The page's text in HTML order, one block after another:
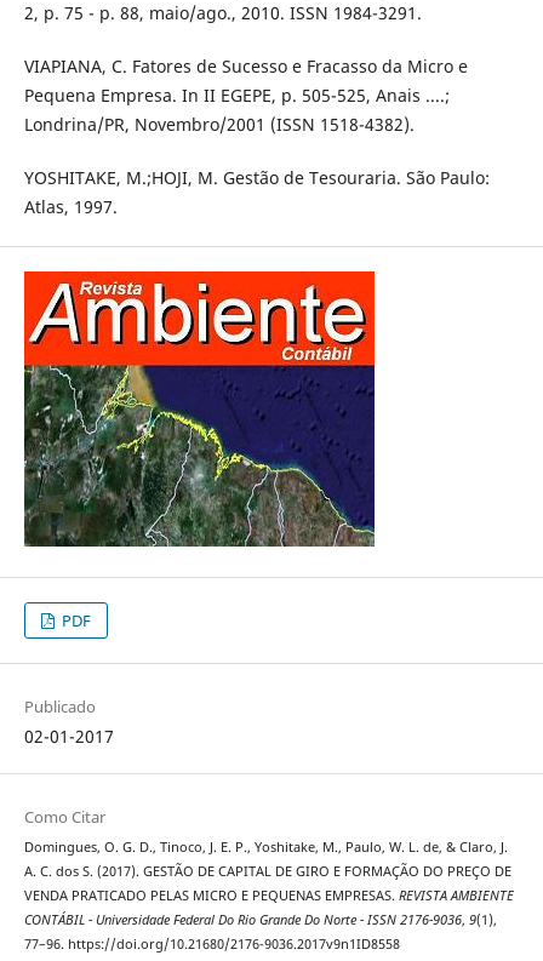
2, p. 75 - p. 88, maio/ago., 2010. ISSN 1984-3291.
VIAPIANA, C. Fatores de Sucesso e Fracasso da Micro e
Pequena Empresa. In II EGEPE, p. 505-525, Anais ....;
Londrina/PR, Novembro/2001 (ISSN 1518-4382).
YOSHITAKE, M.;HOJI, M. Gestão de Tesouraria. São Paulo:
Atlas, 1997.
PDF
Publicado
02-01-2017
Como Citar
Domingues, O. G. D., Tinoco, J. E. P., Yoshitake, M., Paulo, W. L. de, & Claro, J.
A. C. dos S. (2017). GESTÃO DE CAPITAL DE GIRO E FORMAÇÃO DO PREÇO DE
VENDA PRATICADO PELAS MICRO E PEQUENAS EMPRESAS. REVISTA AMBIENTE
CONTÁBIL - Universidade Federal Do Rio Grande Do Norte - ISSN 2176-9036, 9(1),
77–96. https://doi.org/10.21680/2176-9036.2017v9n1ID8558